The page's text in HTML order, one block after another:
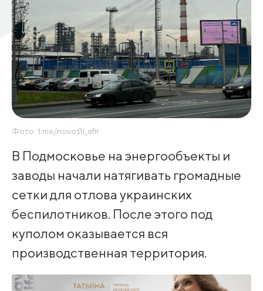
Фото: t.me/novosti_efir
В Подмосковье на энергообъекты и
заводы начали натягивать громадные
сетки для отлова украинских
беспилотников. После этого под
куполом оказывается вся
производственная территория.